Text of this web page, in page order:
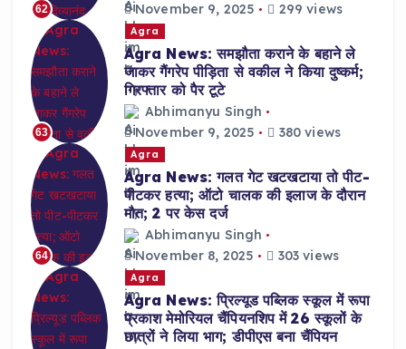
62
November 9, 2025
299 views
63
Agra
Agra News: समझौता कराने के बहाने ले
जाकर गैंगरेप पीड़िता से वकील ने किया दुष्कर्म;
गिरफ्तार को पैर टूटे
Abhimanyu Singh
November 9, 2025
380 views
64
Agra
Agra News: गलत गेट खटखटाया तो पीट-
पीटकर हत्या; ऑटो चालक की इलाज के दौरान
मौत; 2 पर केस दर्ज
Abhimanyu Singh
November 8, 2025
303 views
Agra
Agra News: प्रिल्यूड पब्लिक स्कूल में रूपा
प्रकाश मेमोरियल चैंपियनशिप में 26 स्कूलों के
छात्रों ने लिया भाग; डीपीएस बना चैंपियन